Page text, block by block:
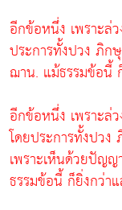
อีกข้อหนึ่ง เพราะล่
ประการทั้งปวง ภิ
ฌาน. แม้ธรรมข้อนี้
อีกข้อหนึ่ง เพราะล่
โดยประการทั้งปว
เพราะเห็นด้วยปัญ
ธรรมข้อนี้ ก็ยิ่งกว่